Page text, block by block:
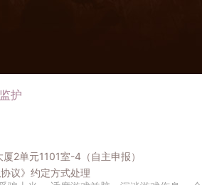
护
2单元1101室-4（自主申报）
议》 约定方式处理